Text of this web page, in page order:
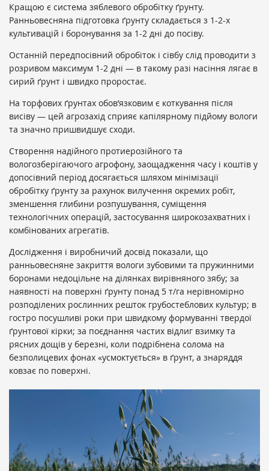
Кращою є система зяблевого обробітку ґрунту.
Ранньовесняна підготовка ґрунту складається з 1-2-х
культивацій і боронування за 1-2 дні до посіву.
Останній передпосівний обробіток і сівбу слід проводити з
розривом максимум 1-2 дні — в такому разі насіння лягає в
сирий ґрунт і швидко проростає.
На торфових ґрунтах обов’язковим є коткування після
висіву — цей агрозахід сприяє капілярному підйому вологи
та значно пришвидшує сходи.
Створення надійного протиерозійного та
вологозберігаючого агрофону, заощадження часу і коштів у
допосівний період досягається шляхом мінімізації
обробітку ґрунту за рахунок вилучення окремих робіт,
зменшення глибини розпушування, суміщення
технологічних операцій, застосування широкозахватних і
комбінованих агрегатів.
Дослідження і виробничий досвід показали, що
ранньовесняне закриття вологи зубовими та пружинними
боронами недоцільне на ділянках вирівняного зябу; за
наявності на поверхні ґрунту понад 5 т/га нерівномірно
розподілених рослинних решток грубостеблових культур; в
гостро посушливі роки при швидкому формуванні твердої
ґрунтової кірки; за поєднання частих відлиг взимку та
рясних дощів у березні, коли подрібнена солома на
безполицевих фонах «усмоктується» в ґрунт, а знаряддя
ковзає по поверхні.